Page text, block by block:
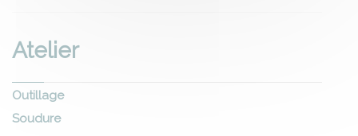
Atelier
Outillage
Soudure